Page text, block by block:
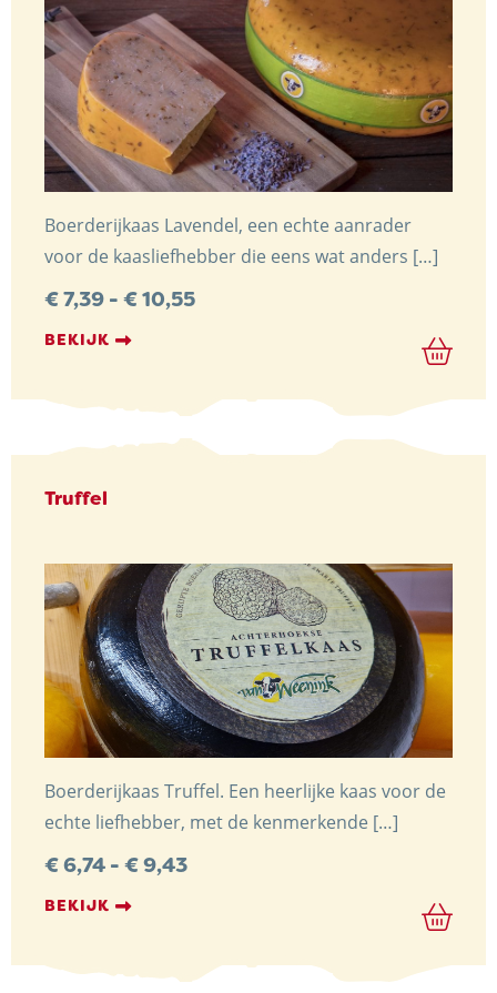
Boerderijkaas Lavendel, een echte aanrader
voor de kaasliefhebber die eens wat anders […]
€7,39 - €10,55Prijsklasse:
BEKIJK
Truffel
Boerderijkaas Truffel. Een heerlijke kaas voor de
echte liefhebber, met de kenmerkende […]
€6,74 - €9,43Prijsklasse:
BEKIJK